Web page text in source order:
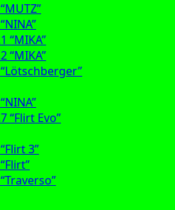
“MIKA”
“MIKA”
“Flirt Evo”
3”